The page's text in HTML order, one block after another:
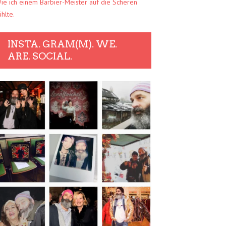
ich einem Barbier-Meister auf die Scheren
INSTA. GRAM(M). WE.
ARE. SOCIAL.